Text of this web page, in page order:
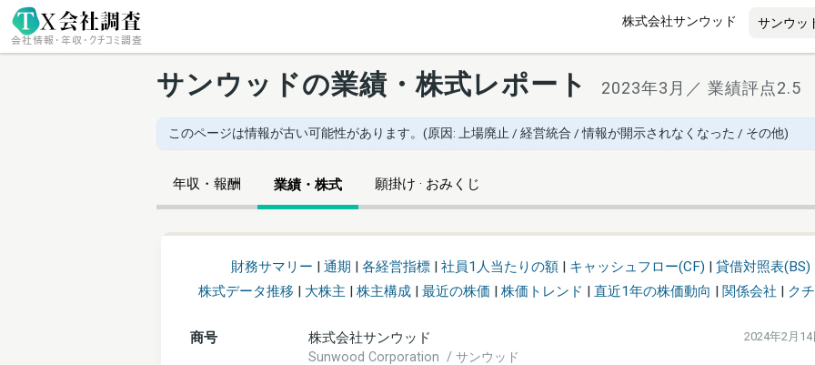
株式会社サンウッド
サンウッドの業績・株式レポート 2023年3月／ 業績評点2.5
このページは情報が古い可能性があります。(原因: 上場廃止 / 経営統合 / 情報が開示されなくなった / その他)
年収・報酬 業績・株式 願掛け · おみくじ
財務サマリー | 通期 | 各経営指標| 社員1人当たりの額| キャッシュフロー(CF) | 貸借対照表(BS)
株式データ推移 | 大株主 | 株主構成 | 最近の株価 | 株価トレンド | 直近1年の株価動向 | 関係会社 | ク
商号 株式会社サンウッド
Sunwood Corporation / サンウッド
2024年2月